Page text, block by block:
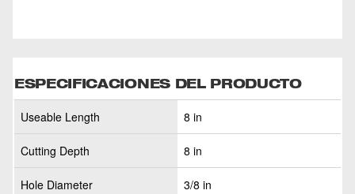
ESPECIFICACIONES DEL PRODUCTO
Useable Length 8 in
Cutting Depth 8 in
Hole Diameter 3/8 in